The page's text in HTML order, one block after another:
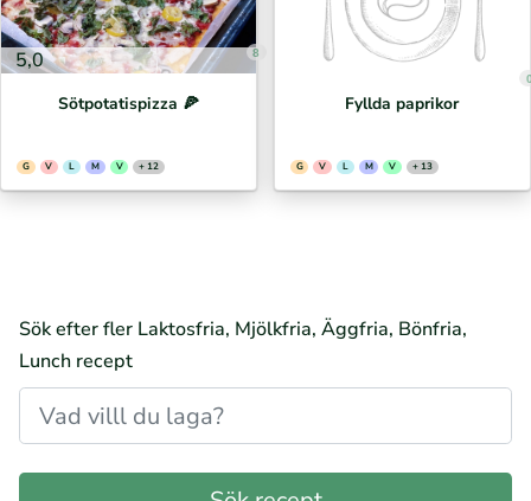
5,0 8
Sötpotatispizza 🍕⁣
G V L M V + 12
Fyllda paprikor
G V L M V + 13
Sök efter fler Laktosfria, Mjölkfria, Äggfria, Bönfria,
Lunch recept